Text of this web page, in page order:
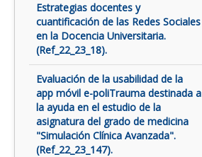
Estrategias docentes y
cuantificación de las Redes Sociales
en la Docencia Universitaria.
(Ref_22_23_18).
Evaluación de la usabilidad de la
app móvil e-poliTrauma destinada a
la ayuda en el estudio de la
asignatura del grado de medicina
"Simulación Clínica Avanzada".
(Ref_22_23_147).